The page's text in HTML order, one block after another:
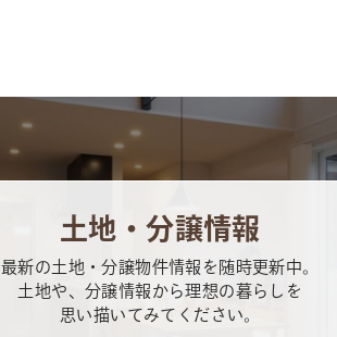
土地・分譲情報
最新の土地・分譲物件情報を随時更新中。
土地や、分譲情報から理想の暮らしを
思い描いてみてください。